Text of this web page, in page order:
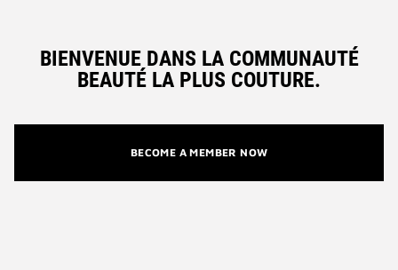
BIENVENUE DANS LA COMMUNAUTÉ
BEAUTÉ LA PLUS COUTURE.
BECOME A MEMBER NOW